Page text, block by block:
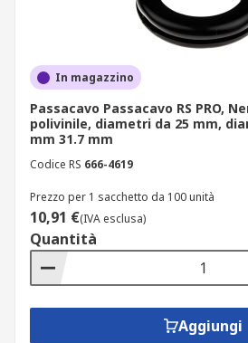
In magazzino
Passacavo Passacavo RS PRO,
polivinile, diametri da 25 mm,
mm 31.7 mm
Codice RS 666-4619
Prezzo per 1 sacchetto da 100 unità
10,91 €(IVA esclusa)
Quantità
Aggiungi